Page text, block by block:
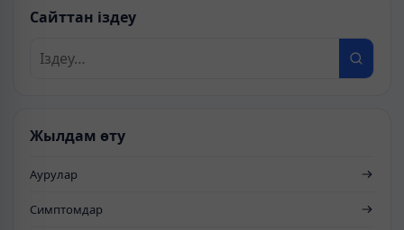
Сайттан іздеу
Жылдам өту
Аурулар
Симптомдар